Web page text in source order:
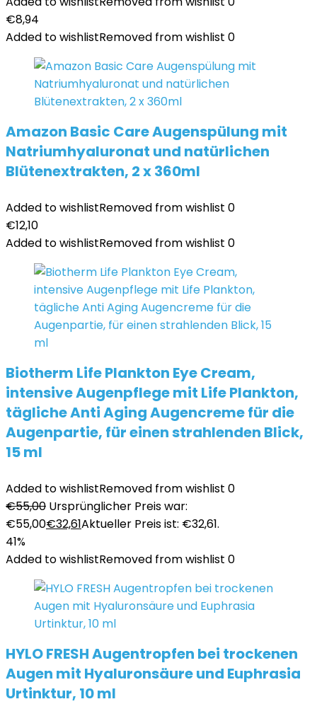
€8,94
Added to wishlistRemoved from wishlist 0
Amazon Basic Care Augenspülung mit
Natriumhyaluronat und natürlichen
Blütenextrakten, 2 x 360ml
Added to wishlistRemoved from wishlist 0
€12,10
Added to wishlistRemoved from wishlist 0
Biotherm Life Plankton Eye Cream,
intensive Augenpflege mit Life Plankton,
tägliche Anti Aging Augencreme für die
Augenpartie, für einen strahlenden Blick,
15 ml
Added to wishlistRemoved from wishlist 0
€55,00 Ursprünglicher Preis war:
€55,00€32,61Aktueller Preis ist: €32,61.
41%
Added to wishlistRemoved from wishlist 0
HYLO FRESH Augentropfen bei trockenen
Augen mit Hyaluronsäure und Euphrasia
Urtinktur, 10 ml